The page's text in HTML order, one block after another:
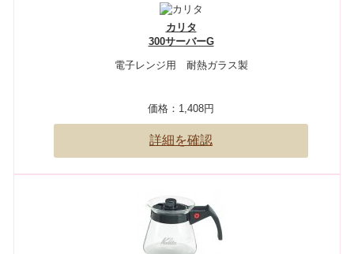
カリタ
300サーバーG
電子レンジ用 耐熱ガラス製
価格： 1,408円
詳細を確認